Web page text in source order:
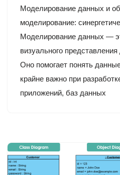
Моделирование данных и
моделирование:
Моделирование данных —
визуального
Оно помогает понять
крайне важно при
приложений, баз данных